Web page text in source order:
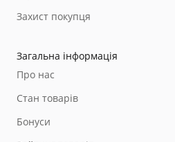
Захист покупця
Загальна інформація
Про нас
Стан товарів
Бонуси